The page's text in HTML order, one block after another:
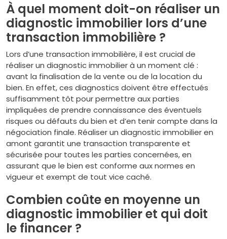
À quel moment doit-on réaliser un
diagnostic immobilier lors d’une
transaction immobilière ?
Lors d’une transaction immobilière, il est crucial de
réaliser un diagnostic immobilier à un moment clé :
avant la finalisation de la vente ou de la location du
bien. En effet, ces diagnostics doivent être effectués
suffisamment tôt pour permettre aux parties
impliquées de prendre connaissance des éventuels
risques ou défauts du bien et d’en tenir compte dans la
négociation finale. Réaliser un diagnostic immobilier en
amont garantit une transaction transparente et
sécurisée pour toutes les parties concernées, en
assurant que le bien est conforme aux normes en
vigueur et exempt de tout vice caché.
Combien coûte en moyenne un
diagnostic immobilier et qui doit
le financer ?